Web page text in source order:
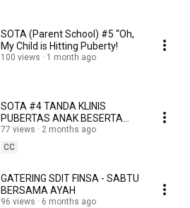
SOTA (Parent School) #5 “Oh,
My Child is Hitting Puberty!
100 views 1 month ago
SOTA #4 TANDA KLINIS
PUBERTAS ANAK BESERTA
REDFLAGSANYA
77 views
2 months ago
CC
GATERING SDIT FINSA - SABTU
BERSAMA AYAH
96 views 6 months ago